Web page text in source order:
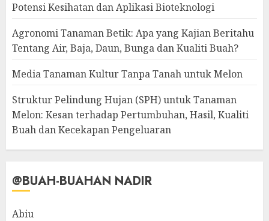
Potensi Kesihatan dan Aplikasi Bioteknologi
Agronomi Tanaman Betik: Apa yang Kajian Beritahu
Tentang Air, Baja, Daun, Bunga dan Kualiti Buah?
Media Tanaman Kultur Tanpa Tanah untuk Melon
Struktur Pelindung Hujan (SPH) untuk Tanaman
Melon: Kesan terhadap Pertumbuhan, Hasil, Kualiti
Buah dan Kecekapan Pengeluaran
@BUAH-BUAHAN NADIR
Abiu